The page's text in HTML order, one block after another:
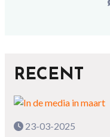
RECENT
23-03-2025